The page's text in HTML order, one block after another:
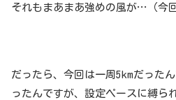
それもまあまあ強めの風が…（今
だったら、今回は一周5kmだった
ったんですが、設定ペースに縛ら